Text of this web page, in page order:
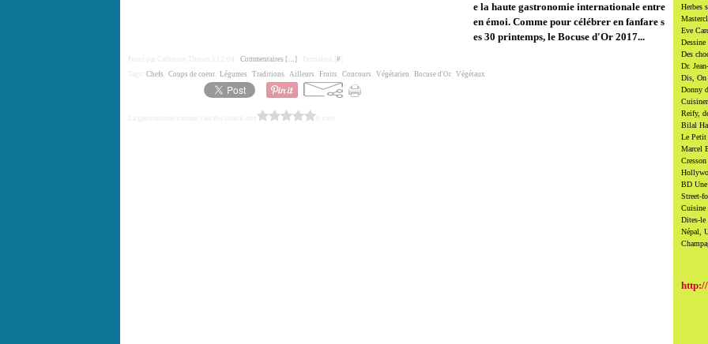
e la haute gastronomie internationale entre
en émoi. Comme pour célébrer en fanfare s
es 30 printemps, le Bocuse d'Or 2017...
Posté par Catherine Thenes à 12:04 - Commentaires […] - Permalien [ #
Chefs Coups de coeur Légumes Traditions Ailleurs Fruits Concours Végétarien Bocuse d'Or Végétaux
La gastronomie comme l'un des beaux-arts
Herbes
Eve
Des
Dr.
Dis, On
Donny
Reify,
Bilal
Le Petit
Marcel
BD Une
Street-
Cuisine
Dites-le
Népal,